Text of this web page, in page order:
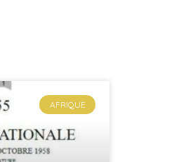
AFRIQUE